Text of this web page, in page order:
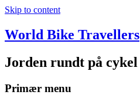
Skip to content
World Bike Travellers
Jorden rundt på cykel
Primær menu